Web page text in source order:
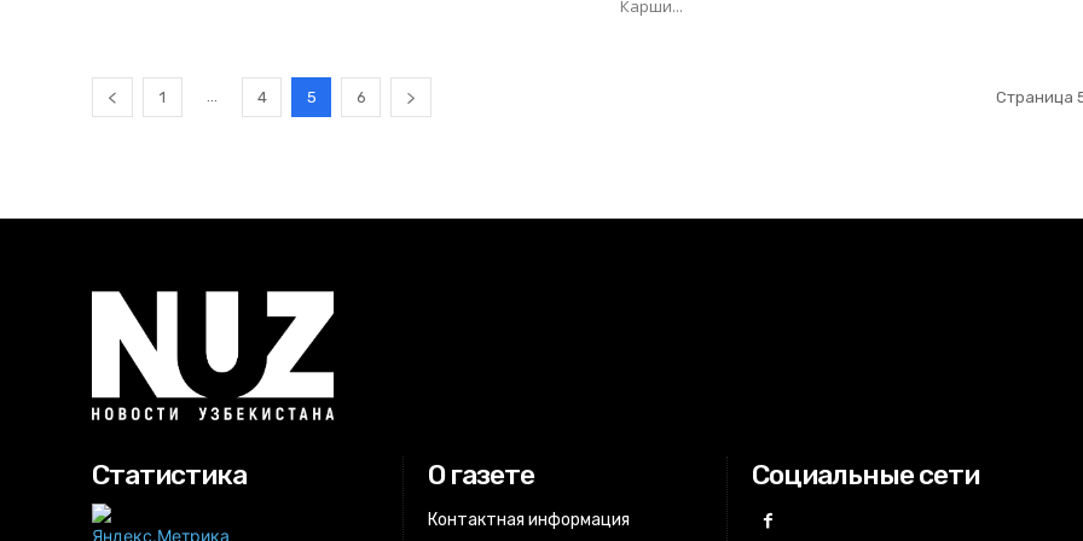
Карши...
1 4 5 6 Страница
Статистика О газете
Контактная информация
Социальные сети